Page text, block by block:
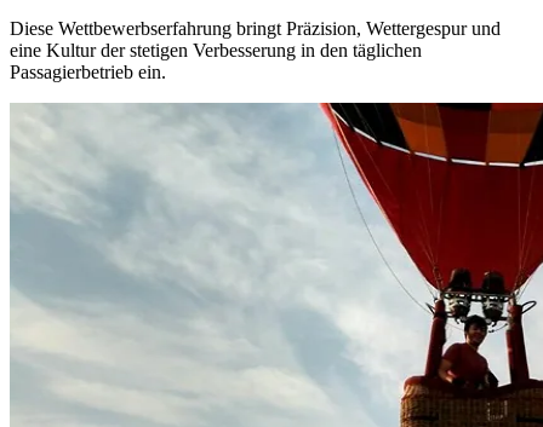
Diese Wettbewerbserfahrung bringt Präzision, Wettergespur und
eine Kultur der stetigen Verbesserung in den täglichen
Passagierbetrieb ein.